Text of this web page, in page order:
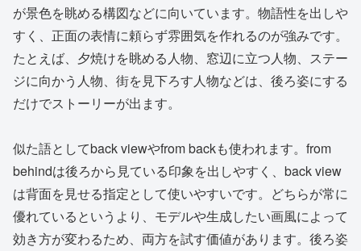
が景色を眺める構図などに向いています。物語性を出しや
すく、正面の表情に頼らず雰囲気を作れるのが強みです。
たとえば、夕焼けを眺める人物、窓辺に立つ人物、ステー
ジに向かう人物、街を見下ろす人物などは、後ろ姿にする
だけでストーリーが出ます。
似た語としてback viewやfrom backも使われます。from
behindは後ろから見ている印象を出しやすく、back view
は背面を見せる指定として使いやすいです。どちらが常に
優れているというより、モデルや生成したい画風によって
効き方が変わるため、両方を試す価値があります。後ろ姿